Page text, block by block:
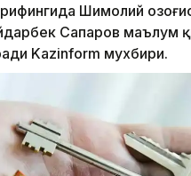
Шимолий
Сапаров маълум
Kazinform мухбири.